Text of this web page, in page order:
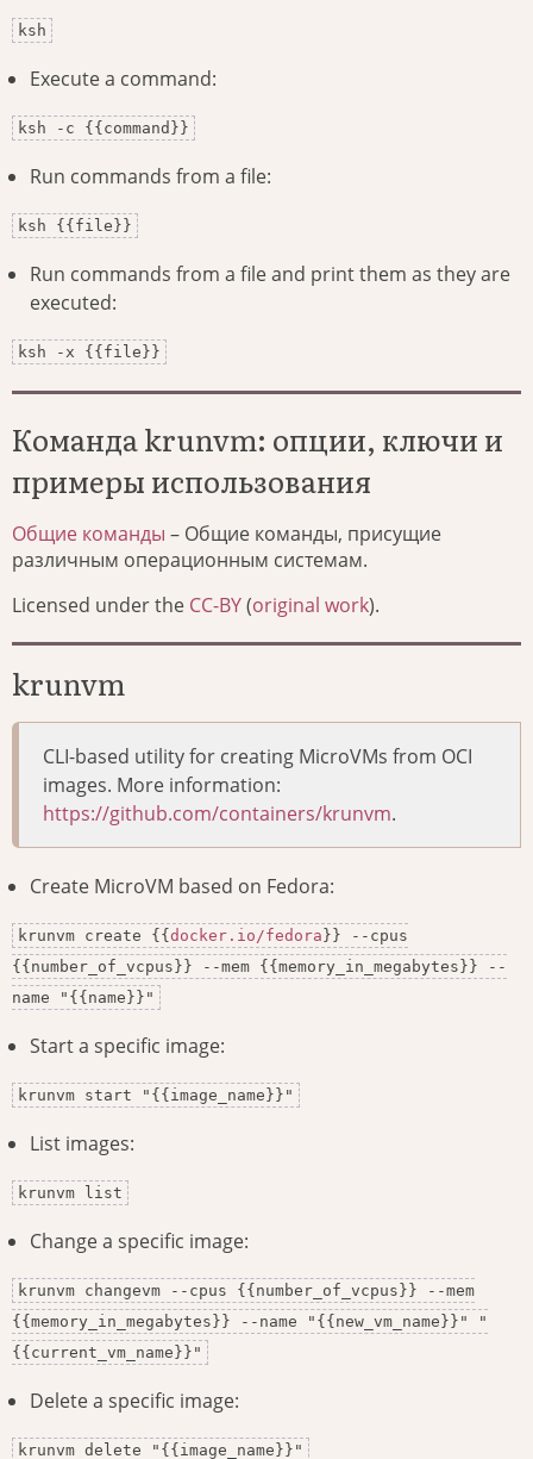
ksh
Execute a command:
ksh -c {{command}}
Run commands from a file:
ksh {{file}}
Run commands from a file and print them as they are
executed:
ksh -x {{file}}
Команда krunvm: опции, ключи и
примеры использования
Общие команды – Общие команды, присущие
различным операционным системам.
Licensed under the CC-BY(original work).
krunvm
CLI-based utility for creating MicroVMs from OCI
images. More information:
https://github.com/containers/krunvm.
Create MicroVM based on Fedora:
krunvm create {{docker.io/fedora}} --cpus
{{number_of_vcpus}} --mem {{memory_in_megabytes}} --
name "{{name}}"
Start a specific image:
krunvm start "{{image_name}}"
List images:
krunvm list
Change a specific image:
krunvm changevm --cpus {{number_of_vcpus}} --mem
{{memory_in_megabytes}} --name "{{new_vm_name}}" "
{{current_vm_name}}"
Delete a specific image:
krunvm delete "{{image_name}}"